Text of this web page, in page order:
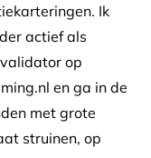
Ik
actief als
op
en ga in de
met grote
struinen, op